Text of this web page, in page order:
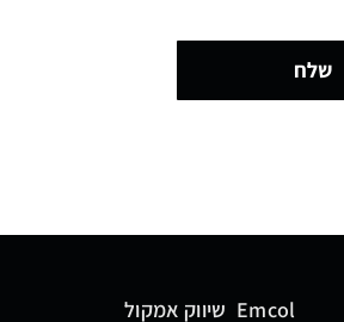
שלח
Emcol שיווק אמקול